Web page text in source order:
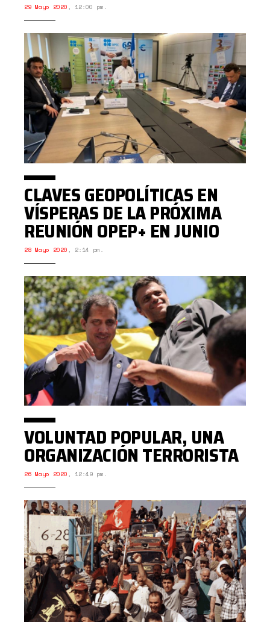
29 Mayo 2020 , 12:00 pm.
CLAVES GEOPOLÍTICAS EN
VÍSPERAS DE LA PRÓXIMA
REUNIÓN OPEP+ EN JUNIO
28 Mayo 2020 , 2:14 pm.
VOLUNTAD POPULAR, UNA
ORGANIZACIÓN TERRORISTA
26 Mayo 2020 , 12:49 pm.